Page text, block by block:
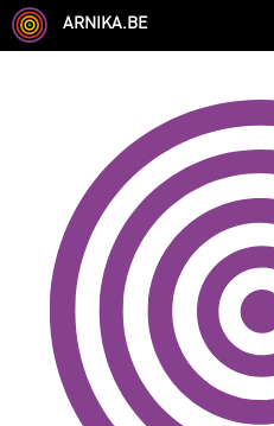
ARNIKA.BE
AUTRE COMPÉTENCE
LANGUES PARLÉES
CHEVEUX
CORPULENCE